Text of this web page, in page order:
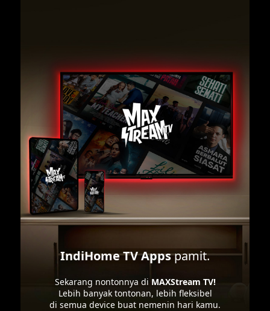
IndiHome TV Appspamit.
Sekarang nontonnya di MAXStream TV!
Lebih banyak tontonan, lebih fleksibel
di semua device buat nemenin hari kamu.